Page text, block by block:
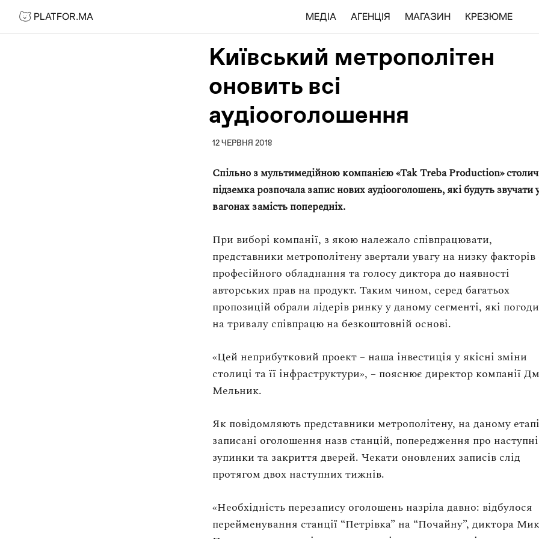
PLATFOR.MA МЕДІА АГЕНЦІЯ МАГАЗИН КРЕЗЮМЕ
PLATFOR.MA
Київський метрополітен
оновить всі
аудіооголошення
12 ЧЕРВНЯ 2018
Спільно з мультимедійною компанією «Tak Treba Production»
підземка розпочала запис нових аудіооголошень, які будуть звучати
вагонах замість попередніх.
При виборі компанії, з якою належало співпрацювати,
представники метрополітену звертали увагу на низку факторів
професійного обладнання та голосу диктора до наявності
авторських прав на продукт. Таким чином, серед багатьох
пропозицій обрали лідерів ринку у даному сегменті, які
на тривалу співпрацю на безкоштовній основі.
«Цей неприбутковий проект – наша інвестиція у якісні зміни
столиці та її інфраструктури», – пояснює директор компанії
Мельник.
Як повідомляють представники метрополітену, на даному етапі
записані оголошення назв станцій, попередження про наступні
зупинки та закриття дверей. Чекати оновлених записів слід
протягом двох наступних тижнів.
«Необхідність перезапису оголошень назріла давно: відбулося
перейменування станції “Петрівка” на “Почайну”, диктора